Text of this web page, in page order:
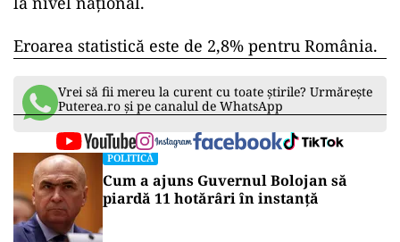
Eroarea statistică este de 2,8% pentru România.
Vrei să fii mereu la curent cu toate știrile? Urmărește
Puterea.ro și pe canalul de WhatsApp
POLITICĂ
Cum a ajuns Guvernul Bolojan să
piardă 11 hotărâri în instanță